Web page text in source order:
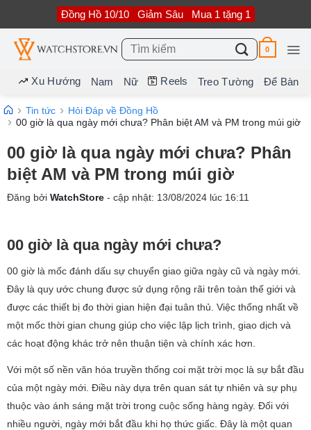
nội
dung
Đồng Hồ 10/10 Giảm Sâu Mua 1 tặng 1
Tìm
kiếm:
0
Xu Hướng Nam Nữ Reels Treo Tường Để Bàn
Tin tức
Hỏi Đáp về Đồng Hồ
00 giờ là qua ngày mới chưa? Phân biệt AM và PM trong múi giờ
00 giờ là qua ngày mới chưa? Phân
biệt AM và PM trong múi giờ
Đăng bởi WatchStore - cập nhật: 13/08/2024 lúc 16:11
00 giờ là qua ngày mới chưa?
00 giờ là mốc đánh dấu sự chuyển giao giữa ngày cũ và ngày mới.
Đây là quy ước chung được sử dụng rộng rãi trên toàn thế giới và
được các thiết bị đo thời gian hiện đại tuân thủ. Việc thống nhất về
một mốc thời gian chung giúp cho việc lập lịch trình, giao dịch và
các hoạt động khác trở nên thuận tiện và chính xác hơn.
Với một số nền văn hóa truyền thống coi mặt trời mọc là sự bắt đầu
của một ngày mới. Điều này dựa trên quan sát tự nhiên và sự phụ
thuộc vào ánh sáng mặt trời trong cuộc sống hàng ngày. Đối với
nhiều người, ngày mới bắt đầu khi họ thức giấc. Đây là một quan